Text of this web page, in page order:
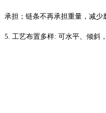
承担；链条不再承担重量，减少
5. 工艺布置多样: 可水平、倾斜